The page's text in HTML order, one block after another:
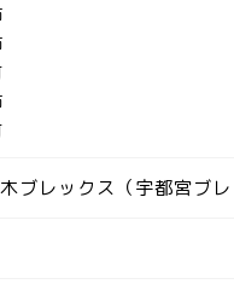
ブレックス（宇都宮ブレ